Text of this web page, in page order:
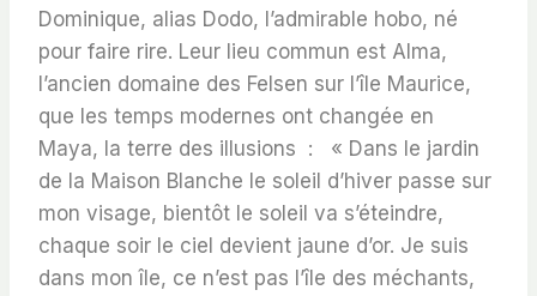
Dominique, alias Dodo, l’admirable hobo, né
pour faire rire. Leur lieu commun est Alma,
l’ancien domaine des Felsen sur l’île Maurice,
que les temps modernes ont changée en
Maya, la terre des illusions : « Dans le jardin
de la Maison Blanche le soleil d’hiver passe sur
mon visage, bientôt le soleil va s’éteindre,
chaque soir le ciel devient jaune d’or. Je suis
dans mon île, ce n’est pas l’île des méchants,